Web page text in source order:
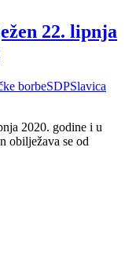
22. lipnja
borbeSDPSlavica
2020. godine i u
obilježava se od